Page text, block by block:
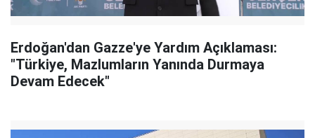
Erdoğan'dan Gazze'ye Yardım Açıklaması:
"Türkiye, Mazlumların Yanında Durmaya
Devam Edecek"